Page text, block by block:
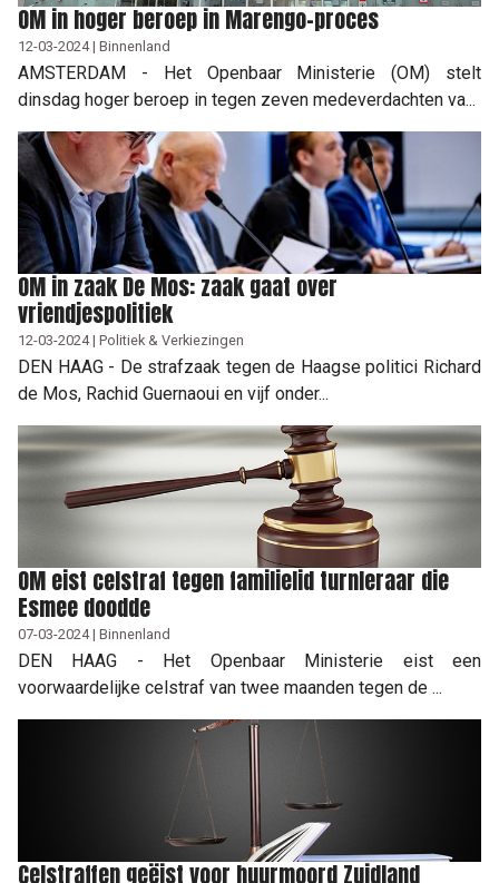
OM in hoger beroep in Marengo-proces
12-03-2024 | Binnenland
AMSTERDAM - Het Openbaar Ministerie (OM) stelt
dinsdag hoger beroep in tegen zeven medeverdachten va...
OM in zaak De Mos: zaak gaat over
vriendjespolitiek
12-03-2024 | Politiek & Verkiezingen
DEN HAAG - De strafzaak tegen de Haagse politici Richard
de Mos, Rachid Guernaoui en vijf onder...
OM eist celstraf tegen familielid turnleraar die
Esmee doodde
07-03-2024 | Binnenland
DEN HAAG - Het Openbaar Ministerie eist een
voorwaardelijke celstraf van twee maanden tegen de ...
Celstraffen geëist voor huurmoord Zuidland